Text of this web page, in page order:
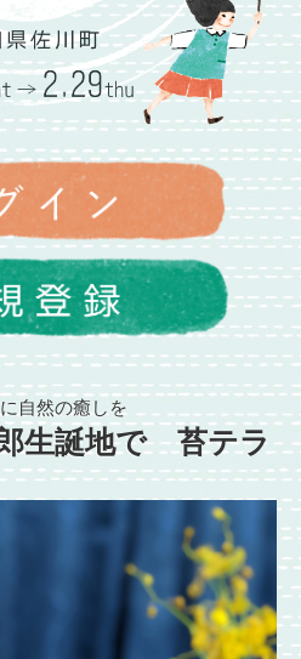
自然の癒しを
生誕地で 苔テラ